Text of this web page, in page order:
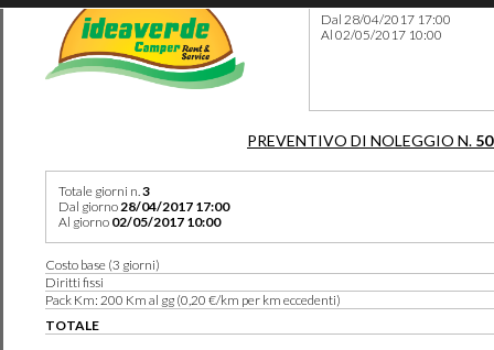
Dal 28/04/2017 17:00
Al 02/05/2017 10:00
PREVENTIVO DI NOLEGGIO N.
Totale giorni n.3
Dal giorno28/04/2017 17:00
Al giorno 02/05/2017 10:00
Costo base (3 giorni)
Diritti fissi
Pack Km: 200 Km al gg (0,20 €/km per km eccedenti)
TOTALE